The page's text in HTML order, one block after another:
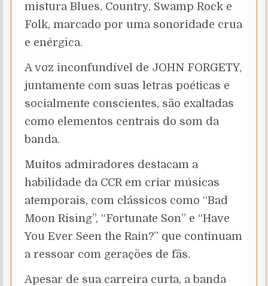
mistura Blues, Country, Swamp Rock e
Folk, marcado por uma sonoridade crua
e enérgica.
A voz inconfundível de JOHN FORGETY,
juntamente com suas letras poéticas e
socialmente conscientes, são exaltadas
como elementos centrais do som da
banda.
Muitos admiradores destacam a
habilidade da CCR em criar músicas
atemporais, com clássicos como “Bad
Moon Rising”, “Fortunate Son” e “Have
You Ever Seen the Rain?” que continuam
a ressoar com gerações de fãs.
Apesar de sua carreira curta, a banda